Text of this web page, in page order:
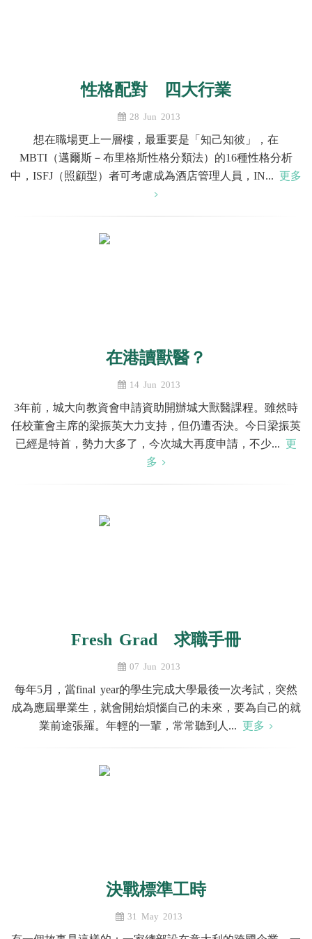
性格配對 四大行業
28 Jun 2013
想在職場更上一層樓，最重要是「知己知彼」，在
MBTI（邁爾斯－布里格斯性格分類法）的16種性格分析
中，ISFJ（照顧型）者可考慮成為酒店管理人員，IN... 更多
在港讀獸醫？
14 Jun 2013
3年前，城大向教資會申請資助開辦城大獸醫課程。雖然時
任校董會主席的梁振英大力支持，但仍遭否決。今日梁振英
已經是特首，勢力大多了，今次城大再度申請，不少... 更
多
Fresh Grad 求職手冊
07 Jun 2013
每年5月，當final year的學生完成大學最後一次考試，突然
成為應屆畢業生，就會開始煩惱自己的未來，要為自己的就
業前途張羅。年輕的一輩，常常聽到人... 更多
決戰標準工時
31 May 2013